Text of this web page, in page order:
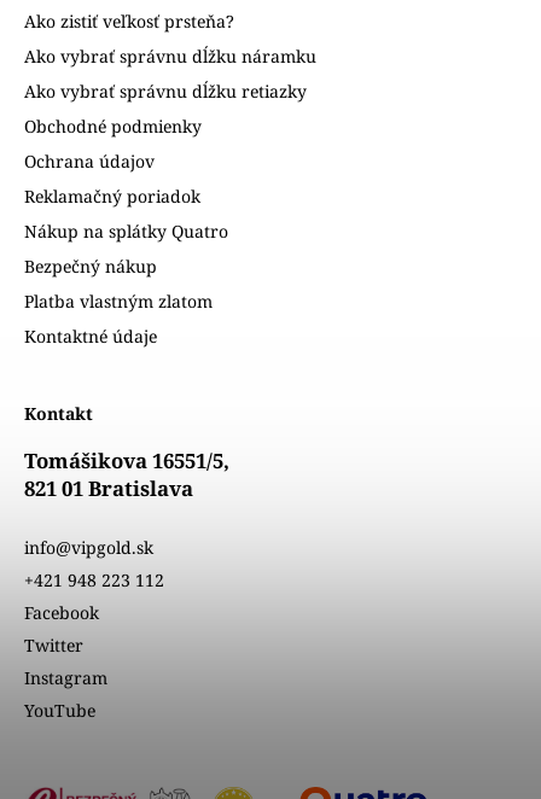
Ako zistiť veľkosť prsteňa?
Ako vybrať správnu dĺžku náramku
Ako vybrať správnu dĺžku retiazky
Obchodné podmienky
Ochrana údajov
Reklamačný poriadok
Nákup na splátky Quatro
Bezpečný nákup
Platba vlastným zlatom
Kontaktné údaje
Kontakt
Tomášikova 16551/5,
821 01 Bratislava
info@vipgold.sk
+421 948 223 112
Facebook
Twitter
Instagram
YouTube